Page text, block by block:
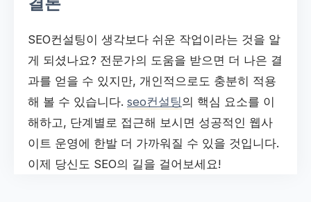
SEO컨설팅이 생각보다 쉬운 작업이라는 것을 알
게 되셨나요? 전문가의 도움을 받으면 더 나은 결
과를 얻을 수 있지만, 개인적으로도 충분히 적용
해 볼 수 있습니다. seo컨설팅의 핵심 요소를 이
해하고, 단계별로 접근해 보시면 성공적인 웹사
이트 운영에 한발 더 가까워질 수 있을 것입니다.
이제 당신도 SEO의 길을 걸어보세요!